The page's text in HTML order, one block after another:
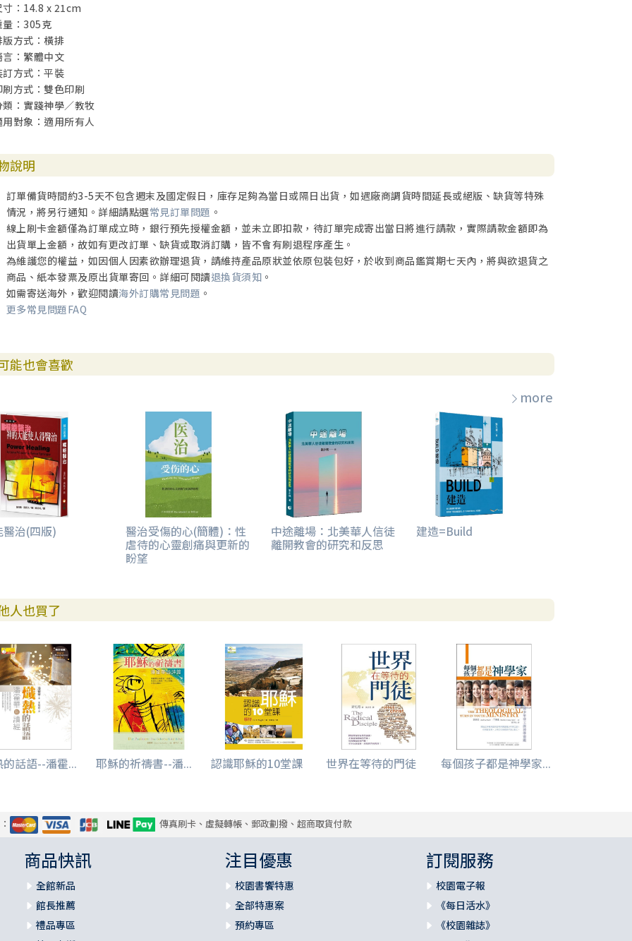
寸：14.8 x 21cm
量：305克
版方式：橫排
言：繁體中文
訂方式：平裝
刷方式：雙色印刷
類：實踐神學／教牧
用對象：適用所有人
說明
訂單備貨時間約3-5天不包含週末及國定假日，庫存足夠為當日或隔日出貨，如遇廠商調貨時間延長或絕版、缺貨等特殊
情況，將另行通知。詳細請點選常見訂單問題 。
線上刷卡金額僅為訂單成立時，銀行預先授權金額，並未立即扣款，待訂單完成寄出當日將進行請款，實際請款金額即為
出貨單上金額，故如有更改訂單、缺貨或取消訂購，皆不會有刷退程序產生。
為維護您的權益，如因個人因素欲辦理退貨，請維持產品原狀並依原包裝包好，於收到商品鑑賞期七天內，將與欲退貨之
商品、紙本發票及原出貨單寄回。詳細可閱讀退換貨須知 。
如需寄送海外，歡迎閱讀海外訂購常見問題 。
更多常見問題FAQ
能也會喜歡
more
醫治(四版) 醫治受傷的心(簡體)：性
虐待的心靈創痛與更新的
盼望
中途離場：北美華人信徒
離開教會的研究和反思
建造=Build
人也買了
的話語--潘霍... 耶穌的祈禱書--潘... 認識耶穌的10堂課 世界在等待的門徒 每個孩子都是神學家...
傳真刷卡、虛擬轉帳、郵政劃撥、超商取貨付款
商品快訊
全館新品
館長推薦
禮品專區
注目優惠
校園書饗特惠
全部特惠案
預約專區
訂閱服務
校園電子報
《每日活水》
《校園雜誌》